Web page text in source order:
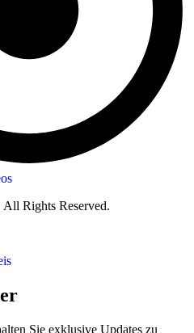
Rights Reserved.
Sie exklusive Updates zu